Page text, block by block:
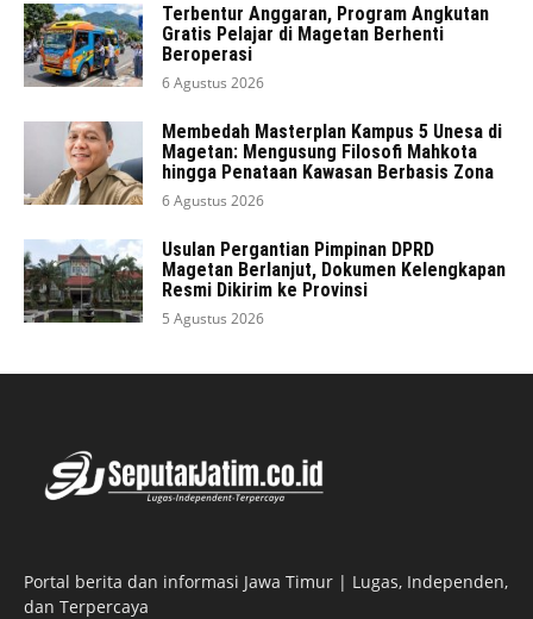
Terbentur Anggaran, Program Angkutan
Gratis Pelajar di Magetan Berhenti
Beroperasi
6 Agustus 2026
Membedah Masterplan Kampus 5 Unesa di
Magetan: Mengusung Filosofi Mahkota
hingga Penataan Kawasan Berbasis Zona
6 Agustus 2026
Usulan Pergantian Pimpinan DPRD
Magetan Berlanjut, Dokumen Kelengkapan
Resmi Dikirim ke Provinsi
5 Agustus 2026
Portal berita dan informasi Jawa Timur | Lugas, Independen,
dan Terpercaya